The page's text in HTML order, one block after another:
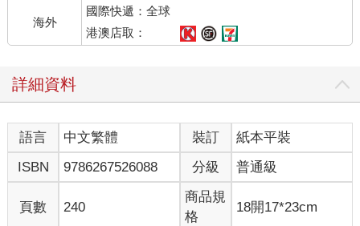
海外
國際快遞：全球
港澳店取：
詳細資料
語言 中文繁體 裝訂
紙本平裝
ISBN
9786267526088 分級 普通級
頁數 240
商品規
格
18開17*23cm